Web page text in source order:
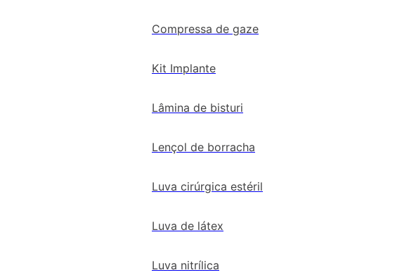
Compressa de gaze
Kit Implante
Lâmina de bisturi
Lençol de borracha
Luva cirúrgica estéril
Luva de látex
Luva nitrílica